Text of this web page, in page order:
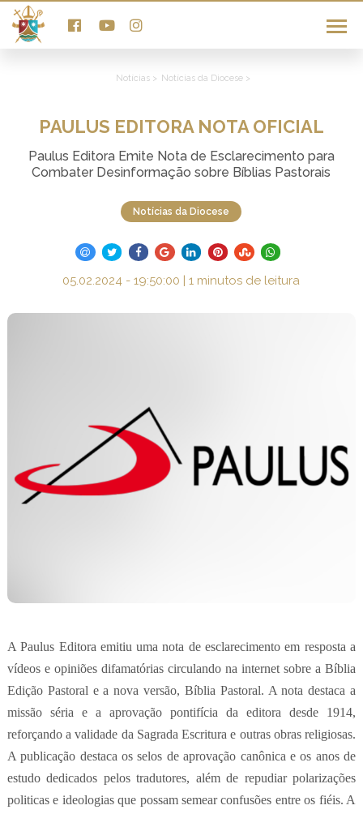
Notícias > Notícias da Diocese >
PAULUS EDITORA NOTA OFICIAL
Paulus Editora Emite Nota de Esclarecimento para
Combater Desinformação sobre Bíblias Pastorais
Notícias da Diocese
05.02.2024 - 19:50:00 | 1 minutos de leitura
A Paulus Editora emitiu uma nota de esclarecimento em resposta a
vídeos e opiniões difamatórias circulando na internet sobre a Bíblia
Edição Pastoral e a nova versão, Bíblia Pastoral. A nota destaca a
missão séria e a aprovação pontifícia da editora desde 1914,
reforçando a validade da Sagrada Escritura e outras obras religiosas.
A publicação destaca os selos de aprovação canônica e os anos de
estudo dedicados pelos tradutores, além de repudiar polarizações
politicas e ideologias que possam semear confusões entre os fiéis. A